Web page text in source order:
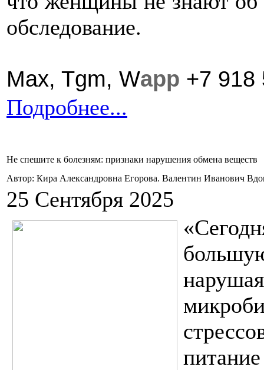
обследование.
Max, Tgm, Wapp +7 918
Подробнее...
Не спешите к болезням: признаки нарушения обмена веществ
Автор: Кира Александровна Егорова. Валентин Иванович
25 Сентября 2025